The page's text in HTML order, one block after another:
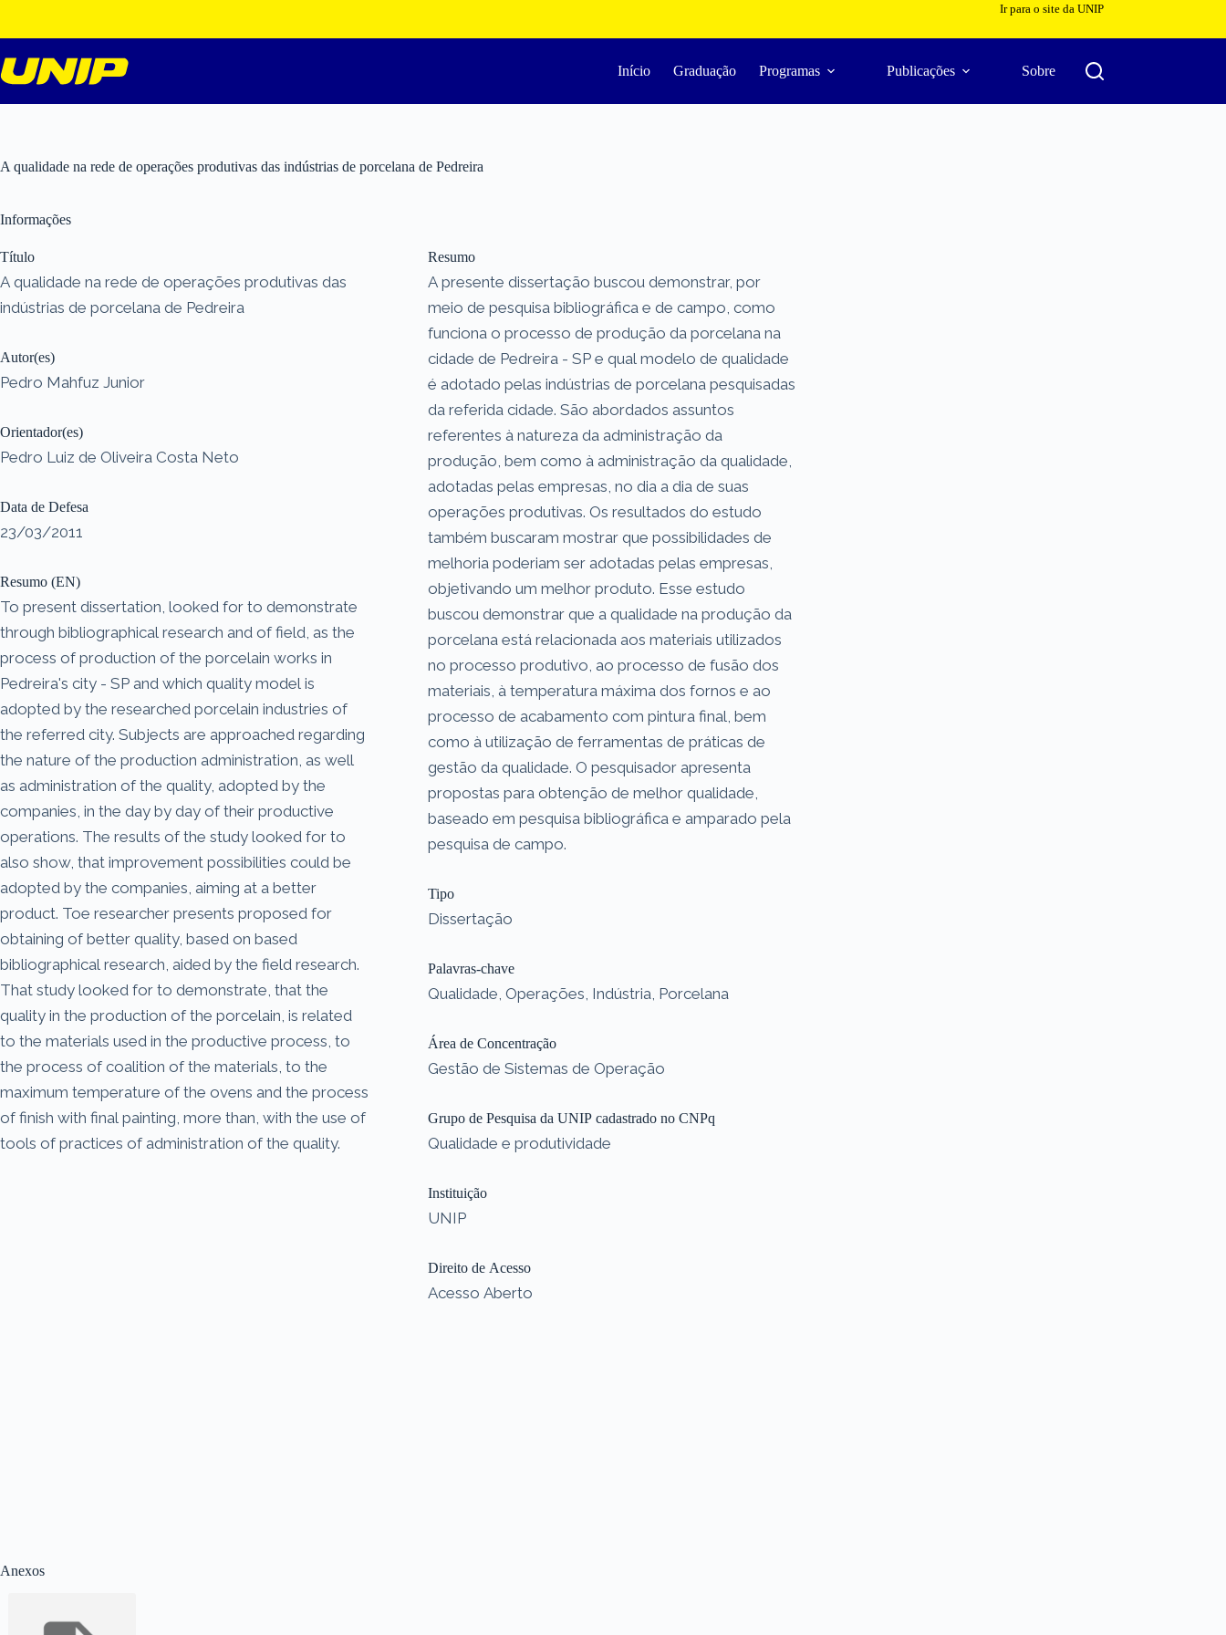
o
conteúdo
Ir para o site da UNIP
Início Graduação Programas Publicações Sobre
A qualidade na rede de operações produtivas das indústrias de porcelana de Pedreira
Anexos
Informações
Título
A qualidade na rede de operações produtivas das
indústrias de porcelana de Pedreira
Autor(es)
Pedro Mahfuz Junior
Orientador(es)
Pedro Luiz de Oliveira Costa Neto
Data de Defesa
23/03/2011
Resumo (EN)
To present dissertation, looked for to demonstrate
through bibliographical research and of field, as the
process of production of the porcelain works in
Pedreira's city - SP and which quality model is
adopted by the researched porcelain industries of
the referred city. Subjects are approached regarding
the nature of the production administration, as well
as administration of the quality, adopted by the
companies, in the day by day of their productive
operations. The results of the study looked for to
also show, that improvement possibilities could be
adopted by the companies, aiming at a better
product. Toe researcher presents proposed for
obtaining of better quality, based on based
bibliographical research, aided by the field research.
That study looked for to demonstrate, that the
quality in the production of the porcelain, is related
to the materials used in the productive process, to
the process of coalition of the materials, to the
maximum temperature of the ovens and the process
of finish with final painting, more than, with the use of
tools of practices of administration of the quality.
Resumo
A presente dissertação buscou demonstrar, por
meio de pesquisa bibliográfica e de campo, como
funciona o processo de produção da porcelana na
cidade de Pedreira - SP e qual modelo de qualidade
é adotado pelas indústrias de porcelana pesquisadas
da referida cidade. São abordados assuntos
referentes à natureza da administração da
produção, bem como à administração da qualidade,
adotadas pelas empresas, no dia a dia de suas
operações produtivas. Os resultados do estudo
também buscaram mostrar que possibilidades de
melhoria poderiam ser adotadas pelas empresas,
objetivando um melhor produto. Esse estudo
buscou demonstrar que a qualidade na produção da
porcelana está relacionada aos materiais utilizados
no processo produtivo, ao processo de fusão dos
materiais, à temperatura máxima dos fornos e ao
processo de acabamento com pintura final, bem
como à utilização de ferramentas de práticas de
gestão da qualidade. O pesquisador apresenta
propostas para obtenção de melhor qualidade,
baseado em pesquisa bibliográfica e amparado pela
pesquisa de campo.
Tipo
Dissertação
Palavras-chave
Qualidade, Operações, Indústria, Porcelana
Área de Concentração
Gestão de Sistemas de Operação
Grupo de Pesquisa da UNIP cadastrado no CNPq
Qualidade e produtividade
Instituição
UNIP
Direito de Acesso
Acesso Aberto